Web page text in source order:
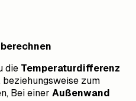
die Temperaturdifferenz
zum
Bei einer Außenwand